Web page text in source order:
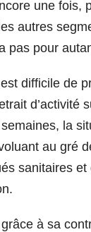
une fois,
autres
pas pour
difficile de
d’activité
la
au gré
sanitaires et
à sa